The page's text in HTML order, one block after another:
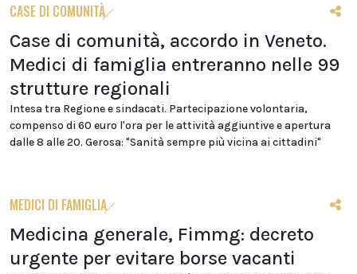
CASE DI COMUNITÀ
Case di comunità, accordo in Veneto.
Medici di famiglia entreranno nelle 99
strutture regionali
Intesa tra Regione e sindacati. Partecipazione volontaria,
compenso di 60 euro l'ora per le attività aggiuntive e apertura
dalle 8 alle 20. Gerosa: "Sanità sempre più vicina ai cittadini"
MEDICI DI FAMIGLIA
Medicina generale, Fimmg: decreto
urgente per evitare borse vacanti